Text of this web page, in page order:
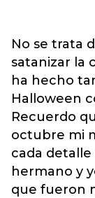
No se trata
satanizar la
ha hecho
Halloween
Recuerdo
octubre mi
cada detalle
hermano y
que fueron